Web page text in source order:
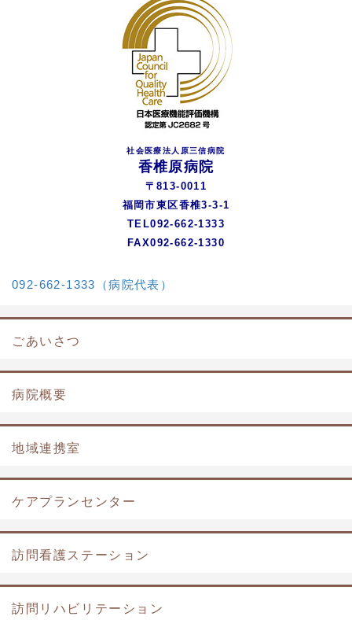
社会医療法人原三信病院
香椎原病院
〒813-0011
福岡市東区香椎3-3-1
TEL092-662-1333
FAX092-662-1330
092-662-1333（病院代表）
ごあいさつ
病院概要
地域連携室
ケアプランセンター
訪問看護ステーション
訪問リハビリテーション